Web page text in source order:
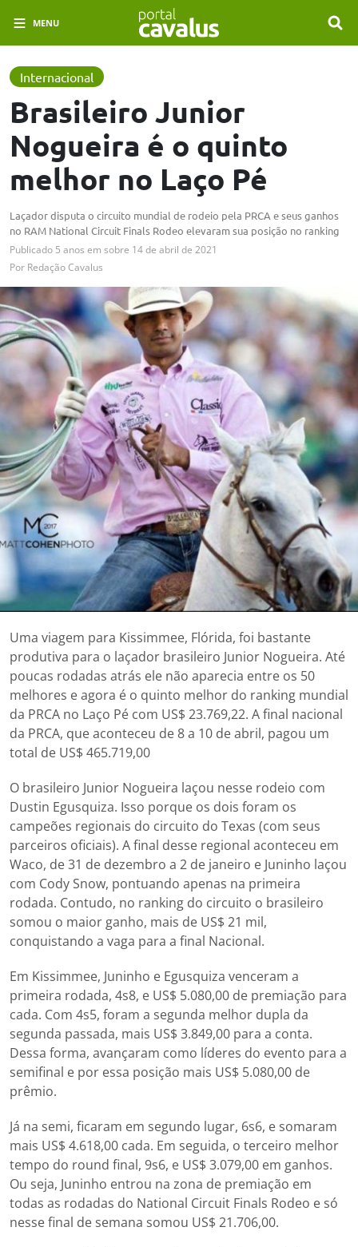
MENU
Internacional
Brasileiro Junior
Nogueira é o quinto
melhor no Laço Pé
Laçador disputa o circuito mundial de rodeio pela PRCA e seus ganhos
no RAM National Circuit Finals Rodeo elevaram sua posição no ranking
Publicado 5 anos em sobre 14 de abril de 2021
Por Redação Cavalus
Uma viagem para Kissimmee, Flórida, foi bastante
produtiva para o laçador brasileiro Junior Nogueira. Até
poucas rodadas atrás ele não aparecia entre os 50
melhores e agora é o quinto melhor do ranking mundial
da PRCA no Laço Pé com US$ 23.769,22. A final nacional
da PRCA, que aconteceu de 8 a 10 de abril, pagou um
total de US$ 465.719,00
O brasileiro Junior Nogueira laçou nesse rodeio com
Dustin Egusquiza. Isso porque os dois foram os
campeões regionais do circuito do Texas (com seus
parceiros oficiais). A final desse regional aconteceu em
Waco, de 31 de dezembro a 2 de janeiro e Juninho laçou
com Cody Snow, pontuando apenas na primeira
rodada. Contudo, no ranking do circuito o brasileiro
somou o maior ganho, mais de US$ 21 mil,
conquistando a vaga para a final Nacional.
Em Kissimmee, Juninho e Egusquiza venceram a
primeira rodada, 4s8, e US$ 5.080,00 de premiação para
cada. Com 4s5, foram a segunda melhor dupla da
segunda passada, mais US$ 3.849,00 para a conta.
Dessa forma, avançaram como líderes do evento para a
semifinal e por essa posição mais US$ 5.080,00 de
prêmio.
Já na semi, ficaram em segundo lugar, 6s6, e somaram
mais US$ 4.618,00 cada. Em seguida, o terceiro melhor
tempo do round final, 9s6, e US$ 3.079,00 em ganhos.
Ou seja, Juninho entrou na zona de premiação em
todas as rodadas do National Circuit Finals Rodeo e só
nesse final de semana somou US$ 21.706,00.